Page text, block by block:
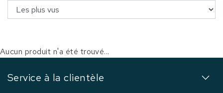
Aucun produit n'a été trouvé...
Service à la clientèle